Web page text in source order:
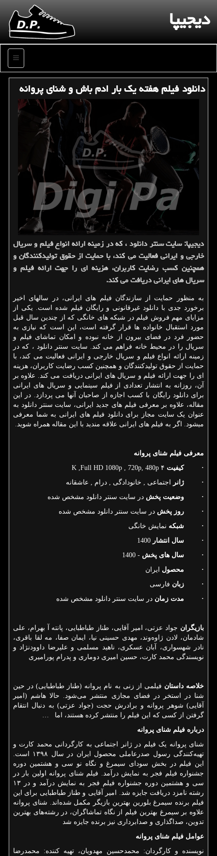
دیجیپا
منو
دانلود فیلم هفته یك بار ادم باش و شنای پروانه
دیجیپا: سایت سنتر دانلود ، كه در زمینه ارائه انواع فیلم و سریال
خارجی و ایرانی فعالیت می كند، با حمایت از حقوق تولیدكنندگان و
همچنین كسب رضایت كاربران، هزینه ای را جهت ارائه فیلم و
سریال های ایرانی دریافت می كند.
به منظور حمایت از سازندگان فیلم های ایرانی، در سالهای اخیر
برخورد جدی با دانلود غیرقانونی و رایگان فیلم شده است. یکی از
مزایای مهم فروش فیلم در شبکه های خانگی که از چندین سال قبل
مورد استقبال خانواده ها قرار گرفته است، این است که نیازی به
حضور فرد در فضای بیرون از خانه نبوده و امکان تماشای فیلم و
سریال را در محیط خانه فراهم می کند. سایت سنتر دانلود ، که در
زمینه ارائه انواع فیلم و سریال خارجی و ایرانی فعالیت می کند، با
حمایت از حقوق تولیدکنندگان و همچنین کسب رضایت کاربران، هزینه
ای را جهت ارائه فیلم و سریال های ایرانی دریافت می کند. علاوه بر
آن، روزانه به انتشار تعدادی از فیلم سینمایی و سریال های ایرانی
برای دانلود رایگان با کسب اجازه از صاحبان آنها می پردازد. در این
مقاله، علاوه بر معرفی فیلم های جدید ایرانی، سایت سنتر دانلود به
عنوان یک سایت مجاز برای دانلود فیلم های ایرانی به شما معرفی
می­شود. اگر به فیلم های ایرانی علاقه مندید با این مقاله همراه شوید.
معرفی فیلم شنای پروانه
·کیفیت ۴ K ,Full HD 1080p , 720p, 480p
· ژانر اجتماعی , خانودادگی , درام , عاشقانه
· وضعیت پخش در سایت سنتر دانلود مشخص شده
· روز پخش در سایت سنتر دانلود مشخص شده
· شبکه نمایش خانگی
· سال انتشار 1400
· سال های پخش - 1400
· محصول ایران
· زبان فارسی
· مدت زمان در سایت سنتر دانلود مشخص شده
بازیگران جواد عزتی، امیر آقایی، طناز طباطبایی، پانته آ بهرام، علی
شادمان، لادن ژاوه‌وند، مهدی حسینی نیا، ایمان صفا، مه لقا باقری،
نادر شهسواری، آبان عسکری، ناهید مسلمی و علیرضا داوودنژاد و
نویسندگی محمد کارت، حسین امیری دوماری و پدرام پورامیری
خلاصه داستان فیلمی از زنی به نام پروانه (طناز طباطبایی) در حین
شنا در استخر در فضای مجازی منتشر می‌شود. حالا هاشم (امیر
آقایی) شوهر پروانه و برادرش حجت (جواد عزتی) به دنبال انتقام
گرفتن از کسی که این فیلم را منتشر کرده هستند، اما
درباره فیلم شنای پروانه
شنای پروانه یک فیلم در ژانر اجتماعی به کارگردانی محمد کارت و
تهیه‌کنندگی رسول صدرعاملی محصول ایران در سال ۱۳۹۸ است.
این فیلم در بخش سودای سیمرغ و نگاه نو سی و هشتمین دوره
جشنواره فیلم فجر به نمایش درآمد. فیلم شنای پروانه اولین بار در
سی و هشتمین دوره جشنواره فیلم فجر به نمایش درآمد و در ۱۳
رشته نامزد دریافت جایزه شد. امیر آقایی و طناز طباطبایی برای این
فیلم برنده سیمرغ بلورین بهترین بازیگر مکمل شده‌اند. شنای پروانه
علاوه بر سیمرغ بهترین فیلم از نگاه تماشاگران، در رشته‌های بهترین
تدوین، صداگذاری و صدابرداری نیز برنده جایزه شد
عوامل فیلم شنای پروانه
نویسنده و کارگردان: محمدحسین مهدویان، تهیه کننده: محمدرضا